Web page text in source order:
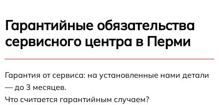
Гарантийные обязательства
сервисного центра в Перми
Гарантия от сервиса: на установленные нами детали
— до 3 месяцев.
Что считается гарантийным случаем?